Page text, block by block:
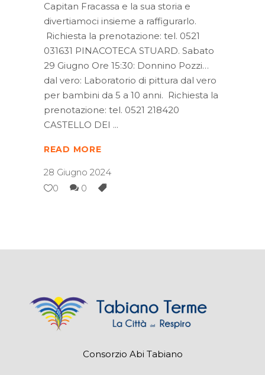
Capitan Fracassa e la sua storia e
divertiamoci insieme a raffigurarlo.
Richiesta la prenotazione: tel. 0521
031631 PINACOTECA STUARD. Sabato
29 Giugno Ore 15:30: Donnino Pozzi…
dal vero: Laboratorio di pittura dal vero
per bambini da 5 a 10 anni. Richiesta la
prenotazione: tel. 0521 218420
CASTELLO DEI
READ MORE
28 Giugno 2024
0
0
Consorzio Abi Tabiano